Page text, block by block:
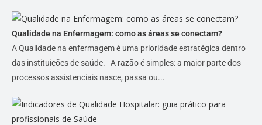
Qualidade na Enfermagem: como as áreas se conectam?
A Qualidade na enfermagem é uma prioridade estratégica dentro
das instituições de saúde. A razão é simples: a maior parte dos
processos assistenciais nasce, passa ou...